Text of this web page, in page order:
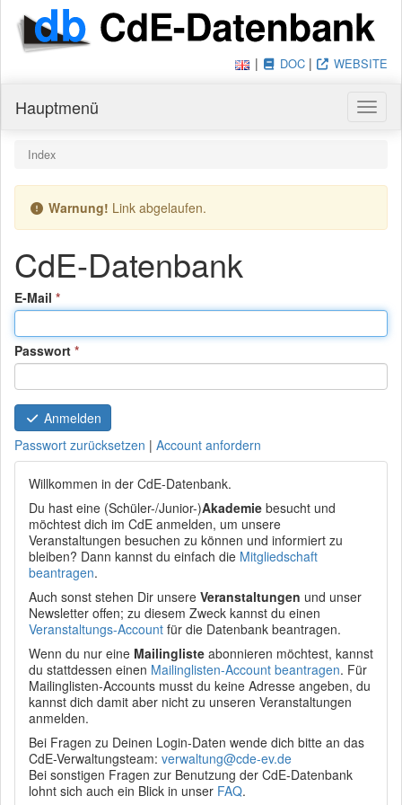
| DOC | WEBSITE
Hauptmenü
Index
Warnung! Link abgelaufen.
CdE-Datenbank
E-Mail (Pflichtfeld)
Passwort(Pflichtfeld)
Anmelden
Passwort zurücksetzen | Account anfordern
Willkommen in der CdE-Datenbank.
Du hast eine (Schüler-/Junior-)Akademie besucht und
möchtest dich im CdE anmelden, um unsere
Veranstaltungen besuchen zu können und informiert zu
bleiben? Dann kannst du einfach die Mitgliedschaft
beantragen.
Auch sonst stehen Dir unsere Veranstaltungen und unser
Newsletter offen; zu diesem Zweck kannst du einen
Veranstaltungs-Account für die Datenbank beantragen.
Wenn du nur eine Mailingliste abonnieren möchtest, kannst
du stattdessen einen Mailinglisten-Account beantragen. Für
Mailinglisten-Accounts musst du keine Adresse angeben, du
kannst dich damit aber nicht zu unseren Veranstaltungen
anmelden.
Bei Fragen zu Deinen Login-Daten wende dich bitte an das
CdE-Verwaltungsteam: verwaltung@cde-ev.de
Bei sonstigen Fragen zur Benutzung der CdE-Datenbank
lohnt sich auch ein Blick in unser FAQ.